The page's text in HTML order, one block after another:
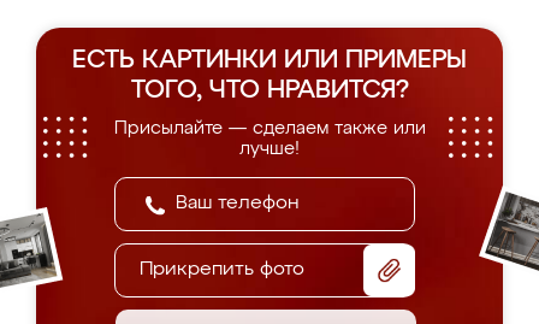
ЕСТЬ КАРТИНКИ ИЛИ ПРИМЕРЫ
ТОГО, ЧТО НРАВИТСЯ?
Присылайте — сделаем также или
лучше!
Прикрепить фото